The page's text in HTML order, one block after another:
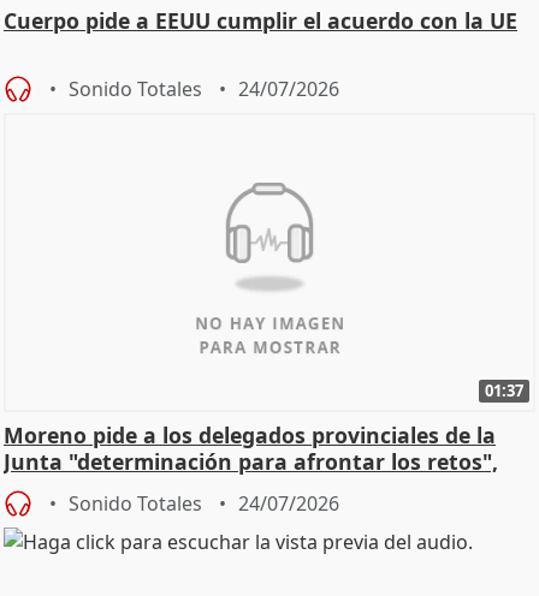
Cuerpo pide a EEUU cumplir el acuerdo con la UE
Sonido Totales 24/07/2026
01:37
Moreno pide a los delegados provinciales de la
Junta "determinación para afrontar los retos",
diálog
Sonido Totales 24/07/2026